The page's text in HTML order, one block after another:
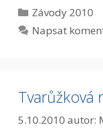
Rubriky
Závody 2010
Napsat
Tvarůžková
5.10.2010 autor: